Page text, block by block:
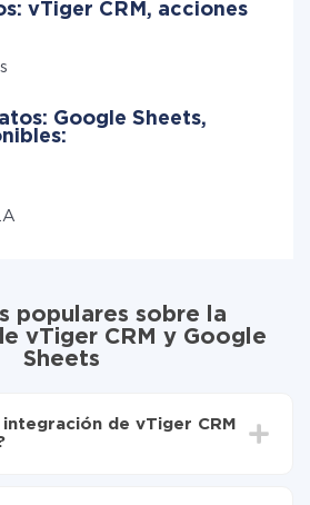
vTiger CRM, acciones
Google Sheets,
populares sobre la
vTiger CRM y Google
Sheets
de vTiger CRM